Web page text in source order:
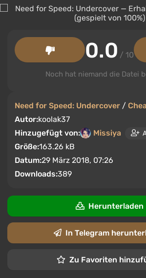
Need for Speed: Undercover /
Autor:koolak37
Hinzugefügt von:
Missiya
Größe:163.26 kB
Datum:29 März 2018, 07:26
Downloads:389
0.0 / 10
Noch hat niemand die Datei
Herunterladen
In Telegram
Zu Favoriten